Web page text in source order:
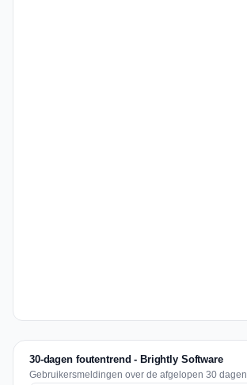
30-dagen foutentrend - Brightly Software
Gebruikersmeldingen over de afgelopen 30 dagen